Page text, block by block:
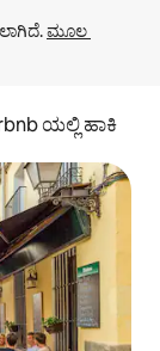
ಮೂಲ
ಯಲ್ಲಿ ಹಾಕಿ